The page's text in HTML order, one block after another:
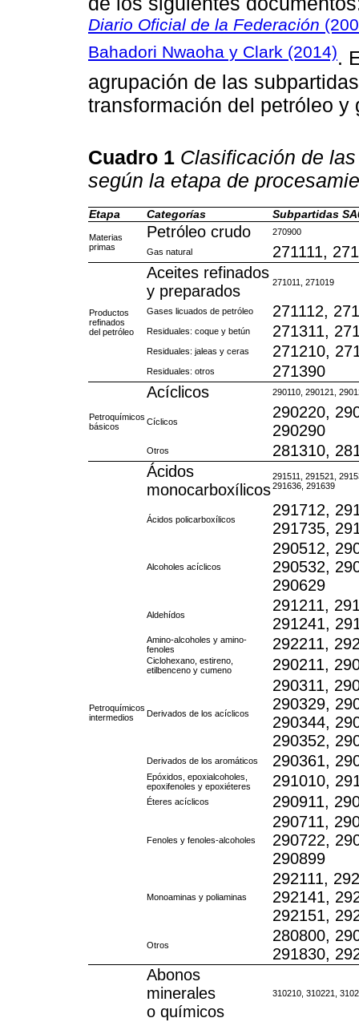
Diario Oficial de la Federación
Bahadori Nwaoha y Clark (2014).
agrupación de las
transformación del petróleo
Cuadro 1 Clasificación de
según la etapa de
Etapa Categorías Subpartidas
Materias
primas
Petróleo crudo 270900
Gas natural 271111,
Productos
refinados
del petróleo
Aceites refinados
y preparados
271011, 271019
Gases licuados de petróleo 271112,
Residuales: coque y betún 271311,
Residuales: jaleas y ceras 271210,
Residuales: otros 271390
Petroquímicos
básicos
Acíclicos 290110, 290121,
Cíclicos
290220,
290290
Otros 281310,
Petroquímicos
intermedios
Ácidos
monocarboxílicos
291511, 291521,
291636, 291639
Ácidos policarboxílicos
291712,
291735,
Alcoholes acíclicos
290512,
290532,
290629
Aldehídos
291211,
291241,
Amino-alcoholes y amino-
fenoles
292211,
Ciclohexano, estireno,
etilbenceno y cumeno
290211,
Derivados de los acíclicos
290311,
290329,
290344,
290352,
Derivados de los aromáticos 290361,
Epóxidos, epoxialcoholes,
epoxifenoles y epoxiéteres
291010,
Éteres acíclicos 290911,
Fenoles y fenoles-alcoholes
290711,
290722,
290899
Monoaminas y poliaminas
292111,
292141,
292151,
Otros
280800,
291830,
Abonos
minerales
o químicos
310210, 310221,